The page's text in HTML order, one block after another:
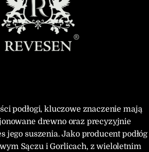
podłogi, kluczowe znaczenie mają
drewno oraz precyzyjnie
jego suszenia. Jako producent podłóg
Sączu i Gorlicach, z wieloletnim